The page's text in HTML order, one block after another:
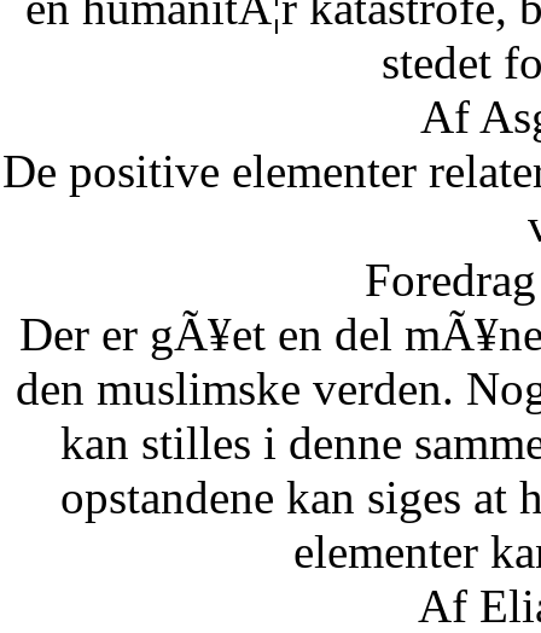
stedet
Af
De positive elementer
Der er gÃ¥et en del
den muslimske verden.
kan stilles i denne
opstandene kan siges at
elementer
Af